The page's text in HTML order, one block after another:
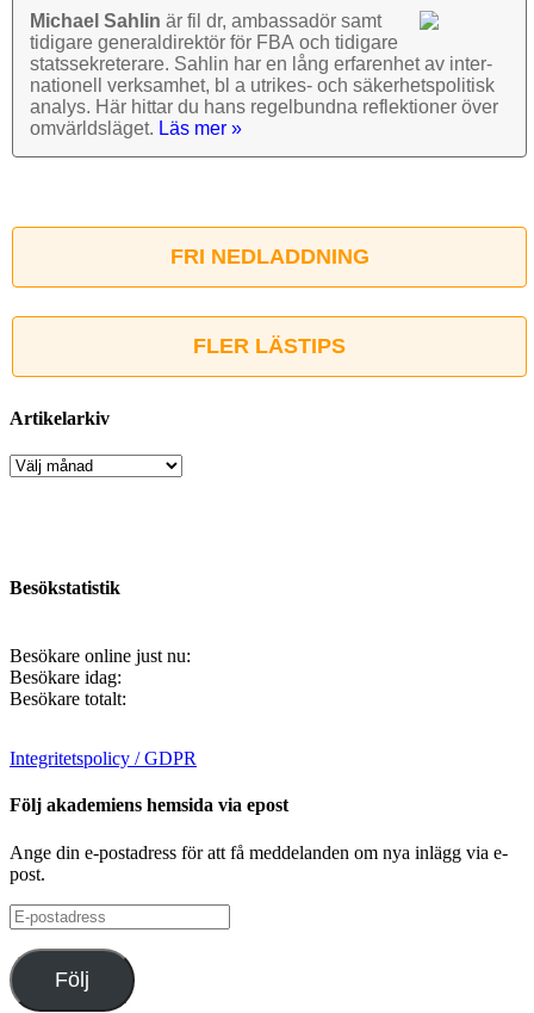
Michael Sahlin är fil dr, ambassadör samt
tidigare general­direktör för FBA och tidigare
stats­sekre­terare. Sahlin har en lång erfarenhet av inter­
nationell verk­samhet, bl a utrikes- och säkerhets­politisk
analys. Här hittar du hans regel­bundna reflek­tioner över
omvärlds­läget. Läs mer »
FRI NEDLADDNING
FLER LÄSTIPS
Artikelarkiv
Artikelarkiv
Besökstatistik
Besökare online just nu:
Besökare idag:
Besökare totalt:
Integritetspolicy / GDPR
Följ akademiens hemsida via epost
Ange din e-postadress för att få meddelanden om nya inlägg via e-
post.
E-
postadress
Följ